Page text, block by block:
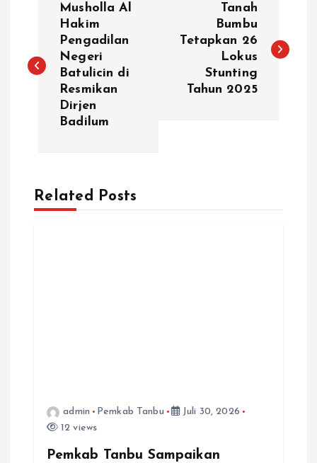
v
s
Musholla Al
Hakim
Pengadilan
Negeri
Batulicin di
Resmikan
Dirjen
Badilum
Tanah
Bumbu
Tetapkan 26
Lokus
Stunting
Tahun 2025
Related Posts
admin Pemkab Tanbu